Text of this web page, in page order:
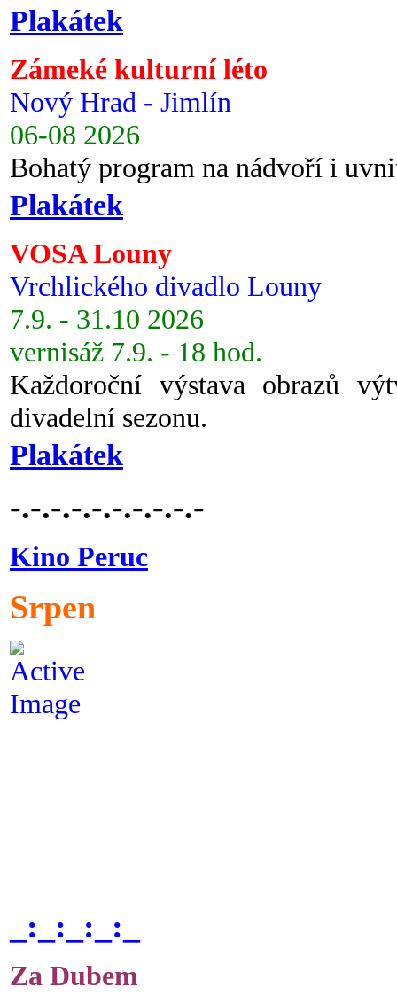
Plakátek
Zámeké kulturní léto
Nový Hrad - Jimlín
06-08 2026
Bohatý program na nádvoří i
Plakátek
VOSA Louny
Vrchlického divadlo Louny
7.9. - 31.10 2026
vernisáž 7.9. - 18 hod.
Každoroční výstava obrazů
divadelní sezonu.
Plakátek
-.-.-.-.-.-.-.-.-.-
Kino Peruc
Srpen
_:_:_:_:_
Za Dubem